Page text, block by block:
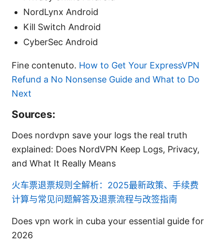
NordLynx Android
Kill Switch Android
CyberSec Android
Fine contenuto. How to Get Your ExpressVPN
Refund a No Nonsense Guide and What to Do
Next
Sources:
Does nordvpn save your logs the real truth
explained: Does NordVPN Keep Logs, Privacy,
and What It Really Means
火车票退票规则全解析：2025最新政策、手续费
计算与常见问题解答及退票流程与改签指南
Does vpn work in cuba your essential guide for
2026